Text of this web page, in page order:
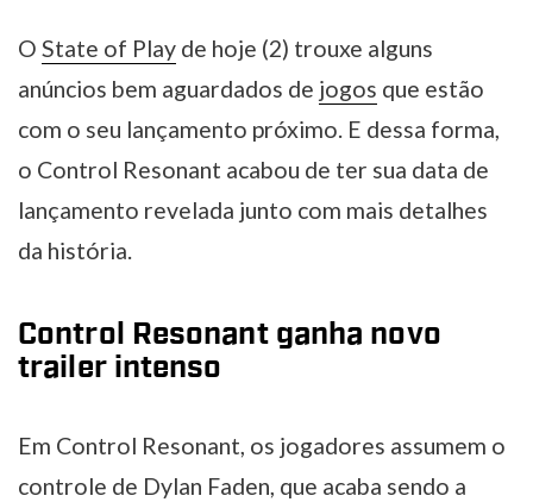
O State of Play de hoje (2) trouxe alguns
anúncios bem aguardados de jogos que estão
com o seu lançamento próximo. E dessa forma,
o Control Resonant acabou de ter sua data de
lançamento revelada junto com mais detalhes
da história.
Control Resonant ganha novo
trailer intenso
Em Control Resonant, os jogadores assumem o
controle de Dylan Faden, que acaba sendo a